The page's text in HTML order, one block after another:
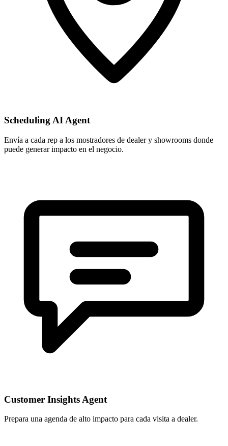
Scheduling AI Agent
Envía a cada rep a los mostradores de dealer y showrooms donde
puede generar impacto en el negocio.
Customer Insights Agent
Prepara una agenda de alto impacto para cada visita a dealer.